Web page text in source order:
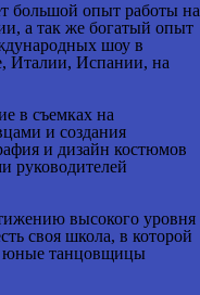
большой опыт работы на
а так же богатый опыт
шоу в
Италии, Испании, на
в съемках на
и создания
и дизайн костюмов
руководителей
высокого уровня
своя школа, в которой
юные танцовщицы